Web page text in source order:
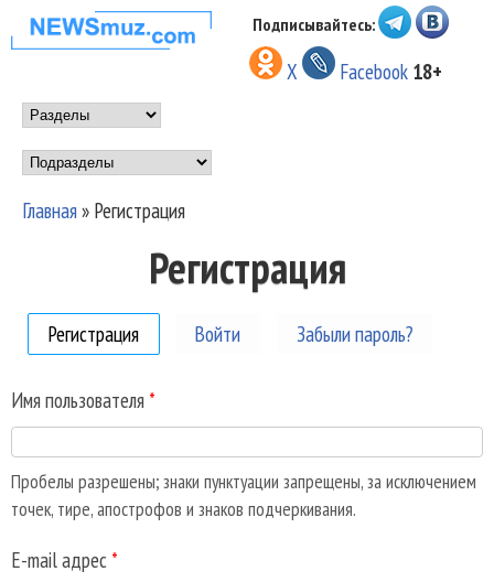
Перейти к основному
содержанию
НОВОСТИ
МУЗЫКИ И
ШОУ БИЗНЕСА
NEWSMUZ.COM
Подписывайтесь:
X Facebook 18+
Main menu
Подразделы
Главная» Регистрация
Регистрация
Регистрация (активная вкладка)
Войти Забыли пароль?
Имя пользователя *
Пробелы разрешены; знаки пунктуации запрещены, за исключением
точек, тире, апострофов и знаков подчеркивания.
E-mail адрес *